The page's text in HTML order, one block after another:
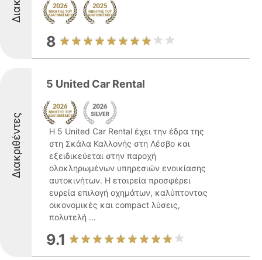
8
Διακριθέντες
5 United Car Rental
Η 5 United Car Rental έχει την έδρα της
στη Σκάλα Καλλονής στη Λέσβο και
εξειδικεύεται στην παροχή
ολοκληρωμένων υπηρεσιών ενοικίασης
αυτοκινήτων. Η εταιρεία προσφέρει
ευρεία επιλογή οχημάτων, καλύπτοντας
οικονομικές και compact λύσεις,
πολυτελή ...
9.1